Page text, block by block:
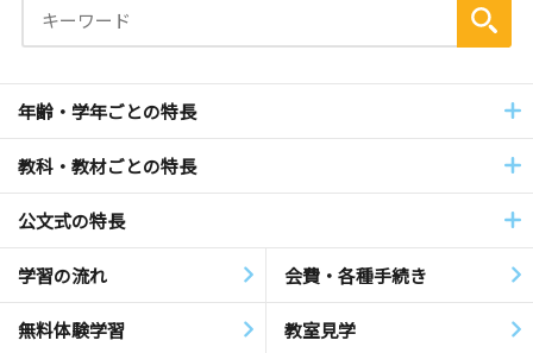
年齢・学年ごとの特長
教科・教材ごとの特長
公文式の特長
学習の流れ 会費・各種手続き
無料体験学習 教室見学